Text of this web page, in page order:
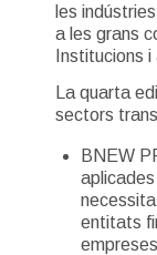
les
a les grans
Institucions
La quarta
sectors
BNEW
entitats